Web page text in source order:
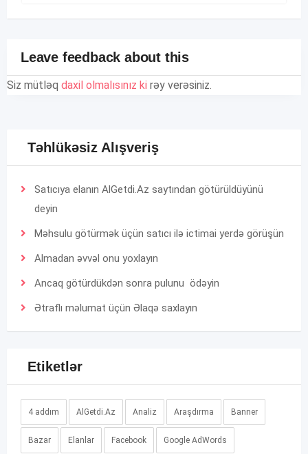
Leave feedback about this
Siz mütləq daxil olmalısınız ki rəy verəsiniz.
Təhlükəsiz Alışveriş
Satıcıya elanın AlGetdi.Az saytından götürüldüyünü
deyin
Məhsulu götürmək üçün satıcı ilə ictimai yerdə görüşün
Almadan əvvəl onu yoxlayın
Ancaq götürdükdən sonra pulunu ödəyin
Ətraflı məlumat üçün Əlaqə saxlayın
Etiketlər
4 addım AlGetdi.Az Analiz Araşdırma Banner
Bazar Elanlar Facebook Google AdWords